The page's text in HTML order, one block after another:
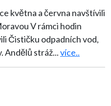
května a června navštívili
V rámci hodin
Čističku odpadních vod,
Andělů stráž...více..